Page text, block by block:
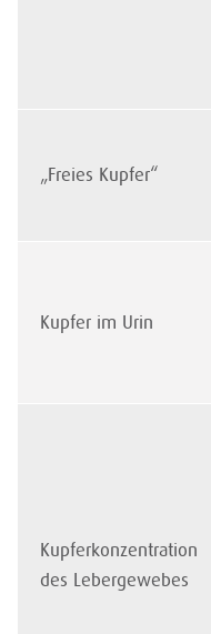
„Freies Kupfer“
Kupfer im Urin
Kupferkonzentration
des Lebergewebes